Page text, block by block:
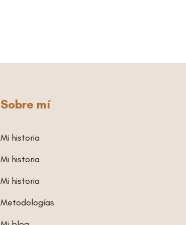
Sobre mí
Mi historia
Mi historia
Mi historia
Metodologías